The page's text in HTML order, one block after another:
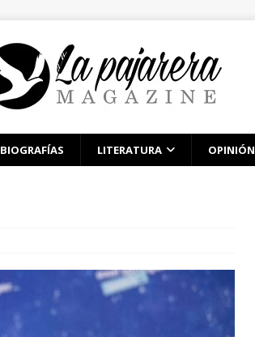
BIOGRAFÍAS LITERATURA OPINIÓN